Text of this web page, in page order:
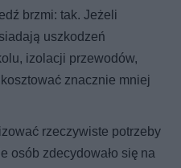
brzmi: tak. Jeżeli
uszkodzeń
izolacji przewodów,
znacznie mniej
rzeczywiste potrzeby
osób zdecydowało się na